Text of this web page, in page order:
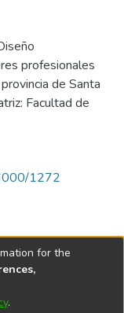
profesionales
de Santa
Facultad de
1272
for the
.